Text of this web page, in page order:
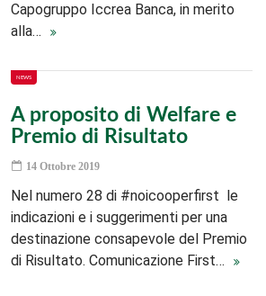
Capogruppo Iccrea Banca, in merito
alla…
NEWS
A proposito di Welfare e
Premio di Risultato
14 Ottobre 2019
Nel numero 28 di #noicooperfirst le
indicazioni e i suggerimenti per una
destinazione consapevole del Premio
di Risultato. Comunicazione First…